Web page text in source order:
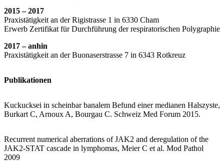
2015 – 2017
Praxistätigkeit an der Rigistrasse 1 in 6330 Cham
Erwerb Zertifikat für Durchführung der respiratorischen Polygraphie
2017 – anhin
Praxistätigkeit an der Buonaserstrasse 7 in 6343 Rotkreuz
Publikationen
Kuckucksei in scheinbar banalem Befund einer medianen Halszyste,
Burkart C, Arnoux A, Bourgau C. Schweiz Med Forum 2015.
Recurrent numerical aberrations of JAK2 and deregulation of the
JAK2-STAT cascade in lymphomas, Meier C et al. Mod Pathol
2009